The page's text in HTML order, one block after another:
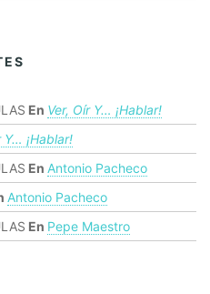
En Ver, Oír Y… ¡hablar!
Y… ¡hablar!
En Antonio Pacheco
Antonio Pacheco
En Pepe Maestro